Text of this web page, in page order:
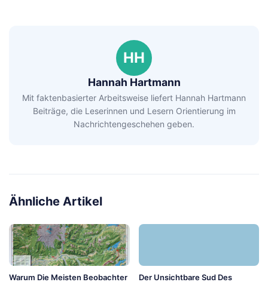
HH
Hannah Hartmann
Mit faktenbasierter Arbeitsweise liefert Hannah Hartmann
Beiträge, die Leserinnen und Lesern Orientierung im
Nachrichtengeschehen geben.
Ähnliche Artikel
Warum Die Meisten Beobachter Der Unsichtbare Sud Des